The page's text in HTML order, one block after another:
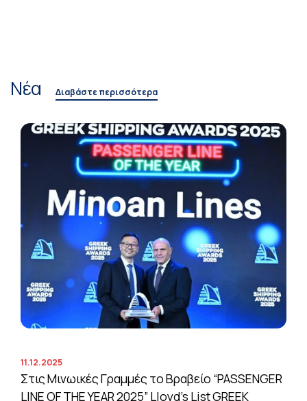
Νέα Διαβάστε περισσότερα
11.12.2025
Στις Μινωικές Γραμμές το Βραβείο “PASSENGER
LINE OF THE YEAR 2025” Lloyd’s List GREEK